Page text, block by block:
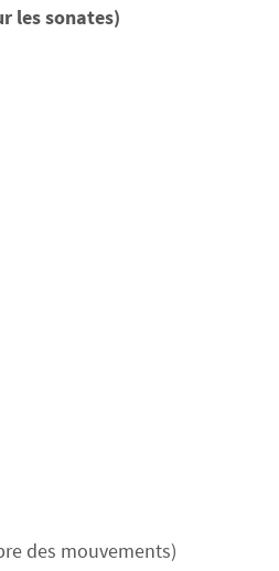
les sonates)
des mouvements)